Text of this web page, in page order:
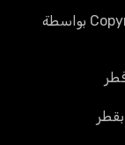
بواسطة